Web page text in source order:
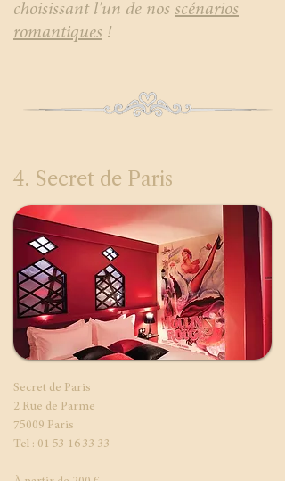
choisissant l'un de nos scénarios
romantiques !
4. Secret de Paris
Secret de Paris
2 Rue de Parme
75009 Paris
Tel : 01 53 16 33 33